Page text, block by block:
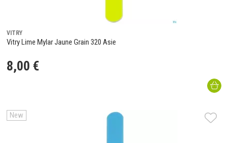
VITRY
Vitry Lime Mylar Jaune Grain 320 Asie
8,00 €
New